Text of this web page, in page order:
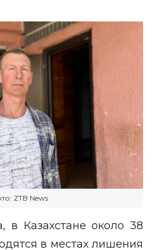
ZTB News
Казахстане около 38
в местах лишения